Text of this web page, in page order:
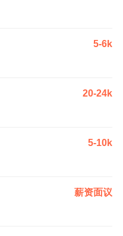
5-6k
20-24k
5-10k
薪资面议